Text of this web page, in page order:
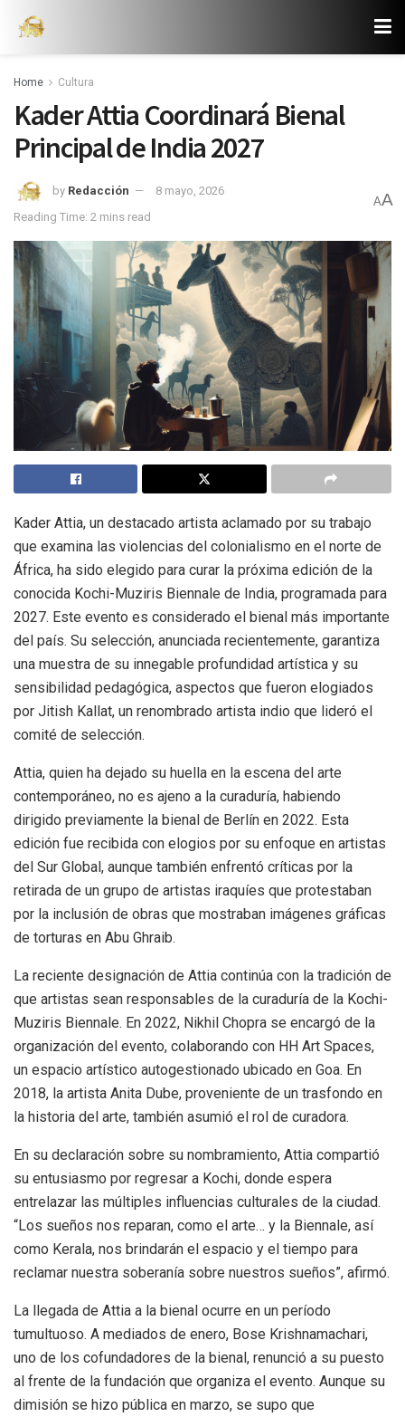
Home Cultura
Kader Attia Coordinará Bienal
Principal de India 2027
by Redacción
8 mayo, 2026
Reading Time: 2 mins read
AA
Kader Attia, un destacado artista aclamado por su trabajo
que examina las violencias del colonialismo en el norte de
África, ha sido elegido para curar la próxima edición de la
conocida Kochi-Muziris Biennale de India, programada para
2027. Este evento es considerado el bienal más importante
del país. Su selección, anunciada recientemente, garantiza
una muestra de su innegable profundidad artística y su
sensibilidad pedagógica, aspectos que fueron elogiados
por Jitish Kallat, un renombrado artista indio que lideró el
comité de selección.
Attia, quien ha dejado su huella en la escena del arte
contemporáneo, no es ajeno a la curaduría, habiendo
dirigido previamente la bienal de Berlín en 2022. Esta
edición fue recibida con elogios por su enfoque en artistas
del Sur Global, aunque también enfrentó críticas por la
retirada de un grupo de artistas iraquíes que protestaban
por la inclusión de obras que mostraban imágenes gráficas
de torturas en Abu Ghraib.
La reciente designación de Attia continúa con la tradición de
que artistas sean responsables de la curaduría de la Kochi-
Muziris Biennale. En 2022, Nikhil Chopra se encargó de la
organización del evento, colaborando con HH Art Spaces,
un espacio artístico autogestionado ubicado en Goa. En
2018, la artista Anita Dube, proveniente de un trasfondo en
la historia del arte, también asumió el rol de curadora.
En su declaración sobre su nombramiento, Attia compartió
su entusiasmo por regresar a Kochi, donde espera
entrelazar las múltiples influencias culturales de la ciudad.
“Los sueños nos reparan, como el arte… y la Biennale, así
como Kerala, nos brindarán el espacio y el tiempo para
reclamar nuestra soberanía sobre nuestros sueños”, afirmó.
La llegada de Attia a la bienal ocurre en un período
tumultuoso. A mediados de enero, Bose Krishnamachari,
uno de los cofundadores de la bienal, renunció a su puesto
al frente de la fundación que organiza el evento. Aunque su
dimisión se hizo pública en marzo, se supo que